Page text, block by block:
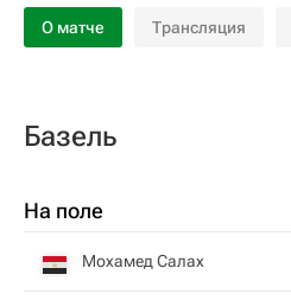
О матче Трансляция
Базель
На поле
Мохамед Салах